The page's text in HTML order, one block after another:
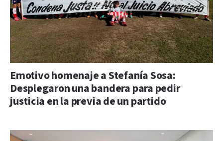
Emotivo homenaje a Stefanía Sosa:
Desplegaron una bandera para pedir
justicia en la previa de un partido